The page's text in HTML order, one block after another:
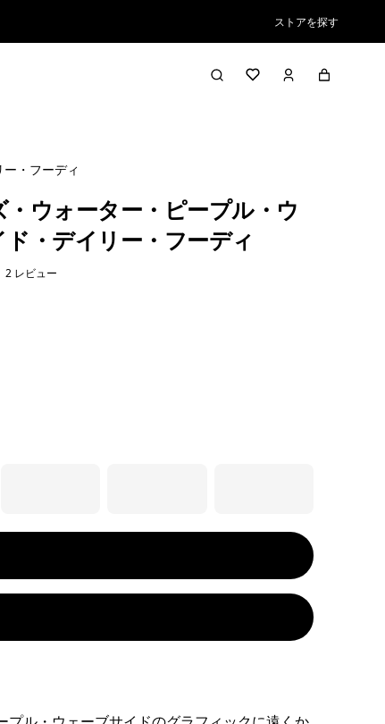
ストアを探す
・フーディ
・ウォーター・ピープル・ウ
ド・デイリー・フーディ
2 レビュー